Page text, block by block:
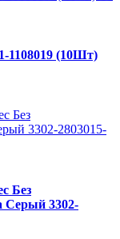
1108019 (10Шт)
Без
Серый 3302-